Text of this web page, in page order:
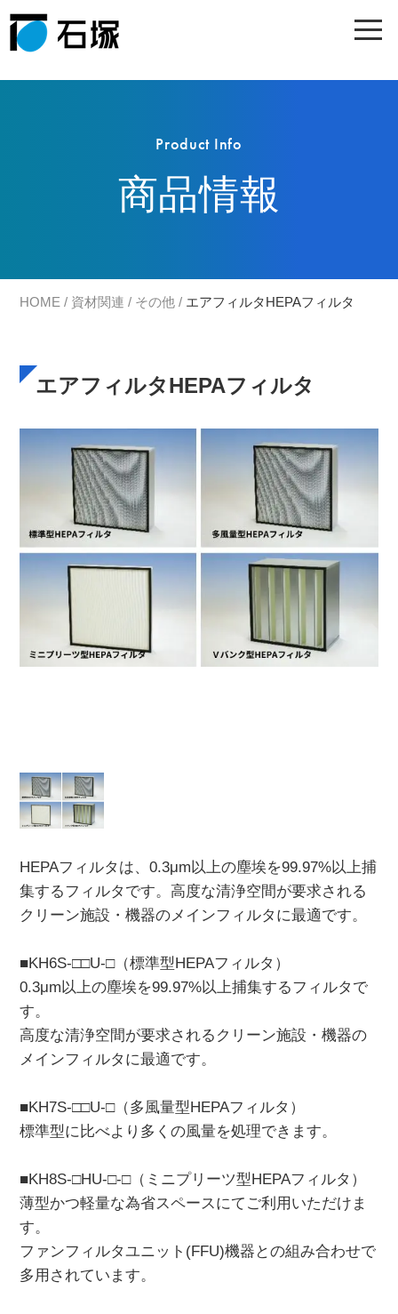
Product Info
商品情報
HOME / 資材関連 / その他 / エアフィルタHEPAフィルタ
エアフィルタHEPAフィルタ
HEPAフィルタは、0.3μm以上の塵埃を99.97%以上捕
集するフィルタです。高度な清浄空間が要求される
クリーン施設・機器のメインフィルタに最適です。
■KH6S-□□U-□（標準型HEPAフィルタ）
0.3μm以上の塵埃を99.97%以上捕集するフィルタで
す。
高度な清浄空間が要求されるクリーン施設・機器の
メインフィルタに最適です。
■KH7S-□□U-□（多風量型HEPAフィルタ）
標準型に比べより多くの風量を処理できます。
■KH8S-□HU-□-□（ミニプリーツ型HEPAフィルタ）
薄型かつ軽量な為省スペースにてご利用いただけま
す。
ファンフィルタユニット(FFU)機器との組み合わせで
多用されています。